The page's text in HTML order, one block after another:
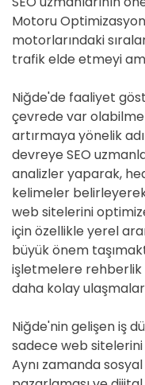
Motoru
motorlarındaki
trafik elde etmeyi
Niğde'de faaliyet
çevrede var
artırmaya yönelik
devreye SEO
analizler yaparak,
kelimeler
web sitelerini
için özellikle yerel
büyük önem
işletmelere
daha kolay
Niğde'nin gelişen iş
sadece web sitelerini
Aynı zamanda